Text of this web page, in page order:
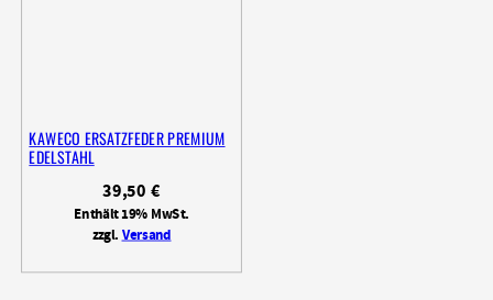
KAWECO ERSATZFEDER PREMIUM
EDELSTAHL
39,50€
Enthält 19% MwSt.
zzgl.Versand